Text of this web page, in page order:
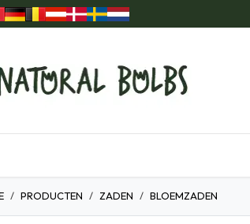
PRODUCTEN ZADEN BLOEMZADEN